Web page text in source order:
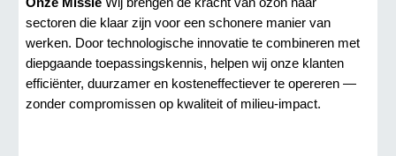
sectoren die klaar zijn voor een schonere manier van
werken. Door technologische innovatie te combineren met
diepgaande toepassingskennis, helpen wij onze klanten
efficiënter, duurzamer en kosteneffectiever te opereren —
zonder compromissen op kwaliteit of milieu-impact.